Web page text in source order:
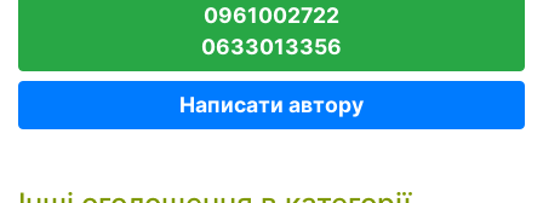
0961002722
0633013356
Написати автору